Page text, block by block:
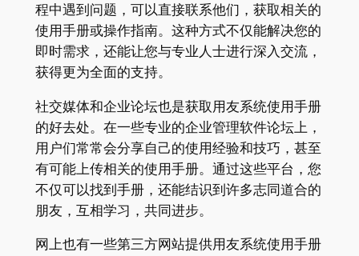
程中遇到问题，可以直接联系他们，获取相关的
使用手册或操作指南。这种方式不仅能解决您的
即时需求，还能让您与专业人士进行深入交流，
获得更为全面的支持。
社交媒体和企业论坛也是获取用友系统使用手册
的好去处。在一些专业的企业管理软件论坛上，
用户们常常会分享自己的使用经验和技巧，甚至
有可能上传相关的使用手册。通过这些平台，您
不仅可以找到手册，还能结识到许多志同道合的
朋友，互相学习，共同进步。
网上也有一些第三方网站提供用友系统使用手册